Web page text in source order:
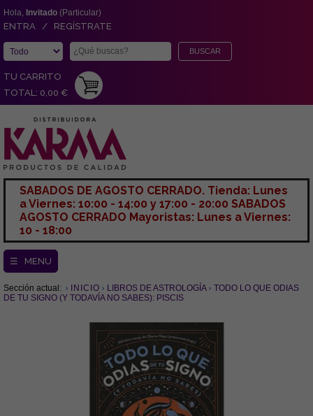
Hola, Invitado (Particular)
ENTRA / REGÍSTRATE
TU CARRITO
TOTAL: 0,00 €
SABADOS DE AGOSTO CERRADO. Tienda: Lunes
a Viernes: 10:00 - 14:00 y 17:00 - 20:00 SABADOS
AGOSTO CERRADO Mayoristas: Lunes a Viernes:
10 - 18:00
☰ MENU
Sección actual: INICIO LIBROS DE ASTROLOGÍA
TODO LO QUE ODIAS
DE TU SIGNO (Y TODAVÍA NO SABES): PISCIS